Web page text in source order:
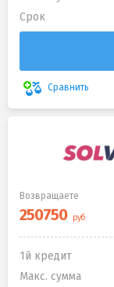
Срок
Сравнить
Возвращаете
1й кредит
Макс. сумма